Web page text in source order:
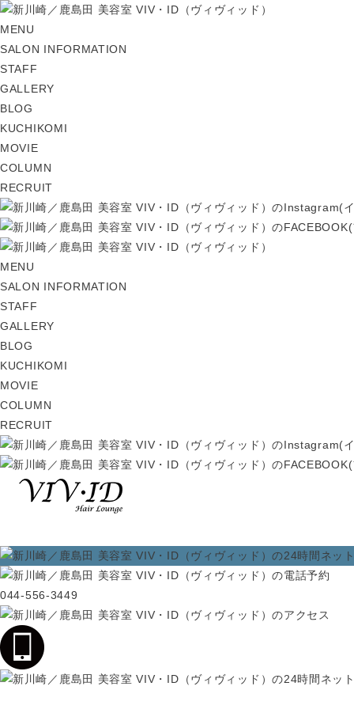
MENU
SALON INFORMATION
STAFF
GALLERY
BLOG
KUCHIKOMI
MOVIE
COLUMN
RECRUIT
MENU
SALON INFORMATION
STAFF
GALLERY
BLOG
KUCHIKOMI
MOVIE
COLUMN
RECRUIT
044-556-3449